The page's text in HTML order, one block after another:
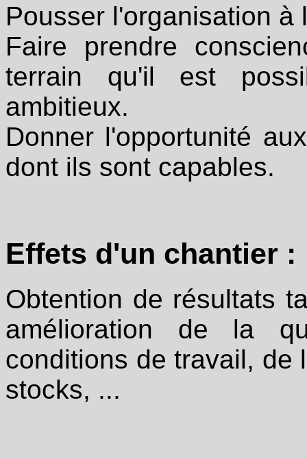
Pousser l'organisation à
Faire prendre
terrain qu'il est
ambitieux.
Donner l'opportunité
dont ils sont capables.
Effets d'un chantier :
Obtention de résultats
amélioration de la
conditions de travail, de
stocks, ...